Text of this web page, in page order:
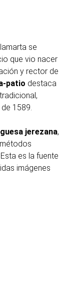
se
que vio nacer
y rector de
patio destaca
1589.
jerezana,
es la fuente
imágenes